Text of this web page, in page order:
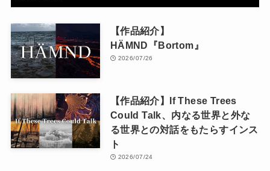
【作品紹介】
HÄMND『Bortom』
2026/07/26
【作品紹介】If These Trees
Could Talk、内なる世界と外な
る世界との対話をもたらすインス
ト
2026/07/24